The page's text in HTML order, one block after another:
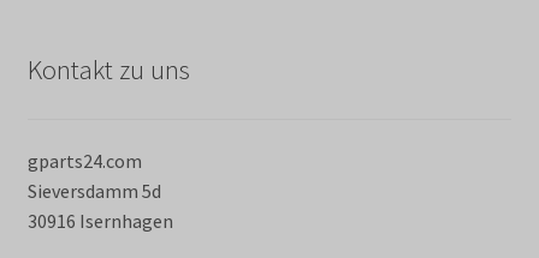
Kontakt zu uns
gparts24.com
Sieversdamm 5d
30916 Isernhagen